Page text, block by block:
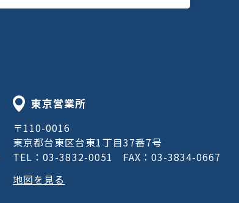
東京営業所
〒110-0016
東京都台東区台東1丁目37番7号
TEL：03-3832-0051 FAX：03-3834-0667
地図を見る